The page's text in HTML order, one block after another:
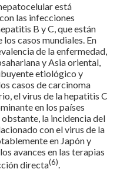
está
las infecciones
B y C, que están
casos mundiales. En
de la enfermedad,
y Asia oriental,
etiológico y
casos de carcinoma
el virus de la hepatitis C
en los países
la incidencia del
con el virus de la
en Japón y
avances en las terapias
directa(6).